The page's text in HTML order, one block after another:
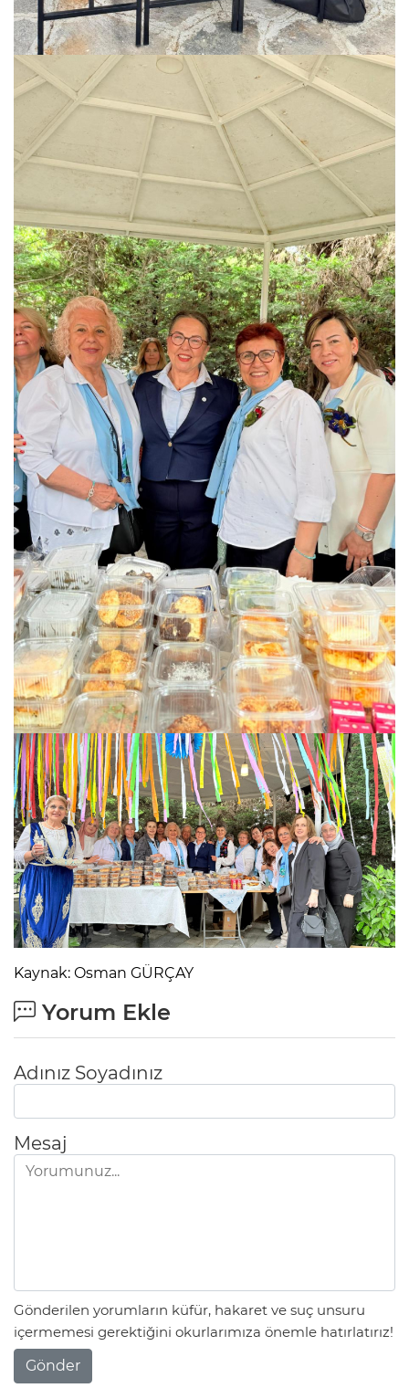
Kaynak: Osman GÜRÇAY
Yorum Ekle
Adınız Soyadınız
Mesaj
Gönderilen yorumların küfür, hakaret ve suç unsuru
içermemesi gerektiğini okurlarımıza önemle hatırlatırız!
Gönder